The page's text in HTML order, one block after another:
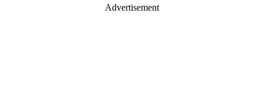
Advertisement